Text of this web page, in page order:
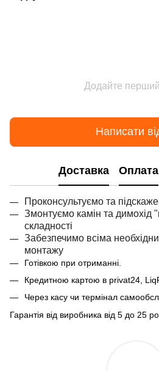
Додайте перший
Написати
Доставка Оплата
Проконсультуємо та
Змонтуємо камін та димохід
складності
Забезпечимо всіма
монтажу
Готівкою при отриманні.
Кредитною картою в privat24,
Через касу чи термінал
Гарантія від виробника від 5 до 25